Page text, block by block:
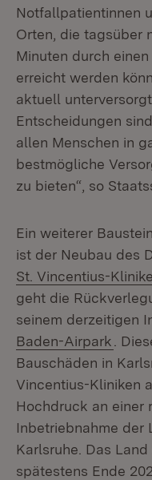
Notfallpatientinnen
Orten, die tagsüber
Minuten durch
erreicht werden
aktuell
Entscheidungen
allen Menschen in
bestmögliche
zu bieten“, so
Ein weiterer
ist der Neubau des
St. Vincentius-
geht die
seinem derzeitigen
Baden-Airpark
.
Bauschäden in
Vincentius-Kliniken
Hochdruck an einer
Inbetriebnahme der
Karlsruhe. Das
spätestens Ende